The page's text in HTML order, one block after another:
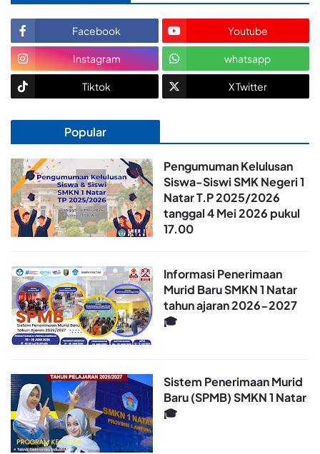
Facebook Youtube
Instagram whatsapp
Tiktok X Twitter
Popular
Pengumuman Kelulusan
Siswa-Siswi SMK Negeri 1
Natar T.P 2025/2026
tanggal 4 Mei 2026 pukul
17.00
Informasi Penerimaan
Murid Baru SMKN 1 Natar
tahun ajaran 2026-2027
🎓
Sistem Penerimaan Murid
Baru (SPMB) SMKN 1 Natar
🎓